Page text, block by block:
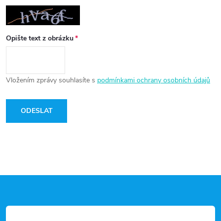
Opište text z obrázku
Vložením zprávy souhlasíte s podmínkami ochrany osobních údajů
ODESLAT
á